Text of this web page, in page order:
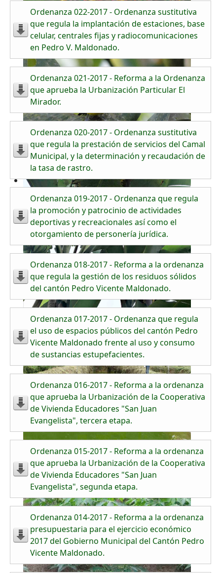
Ordenanza 022-2017 - Ordenanza sustitutiva
que regula la implantación de estaciones, base
celular, centrales fijas y radiocomunicaciones
en Pedro V. Maldonado.
Ordenanza 021-2017 - Reforma a la Ordenanza
que aprueba la Urbanización Particular El
Mirador.
Ordenanza 020-2017 - Ordenanza sustitutiva
que regula la prestación de servicios del Camal
Municipal, y la determinación y recaudación de
la tasa de rastro.
Ordenanza 019-2017 - Ordenanza que regula
la promoción y patrocinio de actividades
deportivas y recreacionales así como el
otorgamiento de personería jurídica.
Ordenanza 018-2017 - Reforma a la ordenanza
que regula la gestión de los residuos sólidos
del cantón Pedro Vicente Maldonado.
Ordenanza 017-2017 - Ordenanza que regula
el uso de espacios públicos del cantón Pedro
Vicente Maldonado frente al uso y consumo
de sustancias estupefacientes.
Ordenanza 016-2017 - Reforma a la ordenanza
que aprueba la Urbanización de la Cooperativa
de Vivienda Educadores "San Juan
Evangelista", tercera etapa.
Ordenanza 015-2017 - Reforma a la ordenanza
que aprueba la Urbanización de la Cooperativa
de Vivienda Educadores "San Juan
Evangelista", segunda etapa.
Ordenanza 014-2017 - Reforma a la ordenanza
presupuestaria para el ejercicio económico
2017 del Gobierno Municipal del Cantón Pedro
Vicente Maldonado.